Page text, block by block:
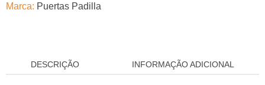
Marca: Puertas Padilla
DESCRIÇÃO INFORMAÇÃO ADICIONAL